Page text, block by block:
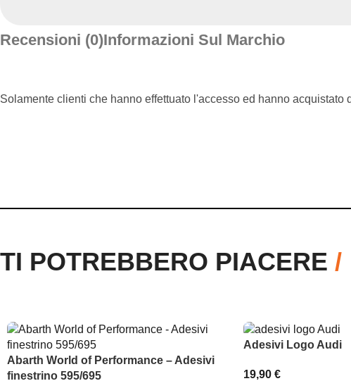
Recensioni (0)Informazioni Sul Marchio
Solamente clienti che hanno effettuato l'accesso ed hanno
TI POTREBBERO PIACERE /
Abarth World of Performance – Adesivi
finestrino 595/695
Adesivi Logo Audi
19,90 €